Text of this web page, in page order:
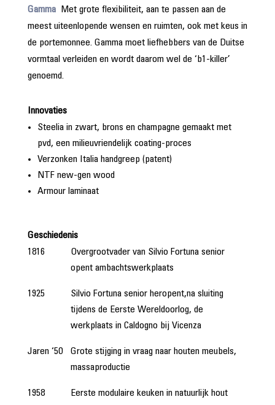
GammaMet grote flexibiliteit, aan te passen aan de
meest uiteenlopende wensen en ruimten, ook met keus in
de portemonnee. Gamma moet liefhebbers van de Duitse
vormtaal verleiden en wordt daarom wel de ‘b1-killer’
genoemd.
Innovaties
Steelia in zwart, brons en champagne gemaakt met
pvd, een milieuvriendelijk coating-proces
Verzonken Italia handgreep (patent)
NTF new-gen wood
Armour laminaat
Geschiedenis
1816
Overgrootvader van Silvio Fortuna senior
opent ambachtswerkplaats
1925
Silvio Fortuna senior heropent,na sluiting
tijdens de Eerste Wereldoorlog, de
werkplaats in Caldogno bij Vicenza
Jaren ‘50
Grote stijging in vraag naar houten meubels,
massaproductie
1958 Eerste modulaire keuken in natuurlijk hout